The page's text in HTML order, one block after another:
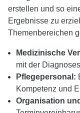
erstellen und so
Ergebnisse zu
Themenbereichen
Medizinische
mit der
Pflegepersonal:
Kompetenz und
Organisation